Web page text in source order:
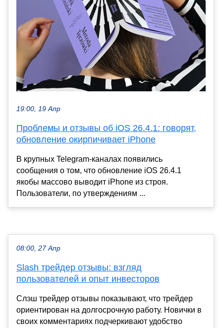
19:00, 19 Апр
Проблемы и отзывы об iOS 26.4.1: говорят,
обновление окирпичивает iPhone
В крупных Telegram-каналах появились
сообщения о том, что обновление iOS 26.4.1
якобы массово выводит iPhone из строя.
Пользователи, по утверждениям ...
08:00, 27 Апр
Slash трейдер отзывы: взгляд
пользователей и опыт инвесторов
Слэш трейдер отзывы показывают, что трейдер
ориентирован на долгосрочную работу. Новички в
своих комментариях подчеркивают удобство